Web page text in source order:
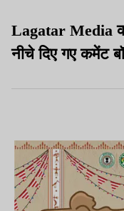
Lagatar Media
नीचे दिए गए कमेंट